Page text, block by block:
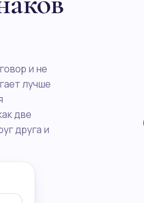
и не
лучше
две
друга и